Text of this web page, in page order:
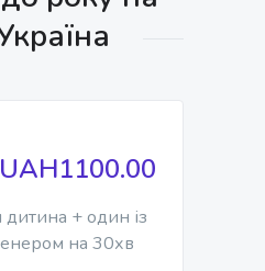
UAH1100.00
+ один із
на 30хв